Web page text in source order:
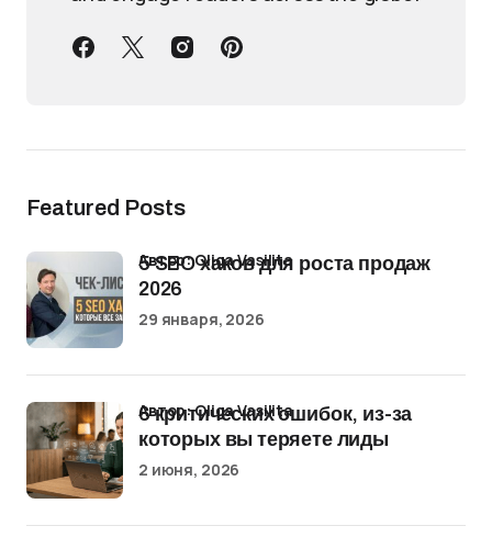
Featured Posts
5 SEO хаков для роста продаж
2026
Автор: Oliga Vasilita
29 января, 2026
6 критических ошибок, из-за
которых вы теряете лиды
Автор: Oliga Vasilita
2 июня, 2026